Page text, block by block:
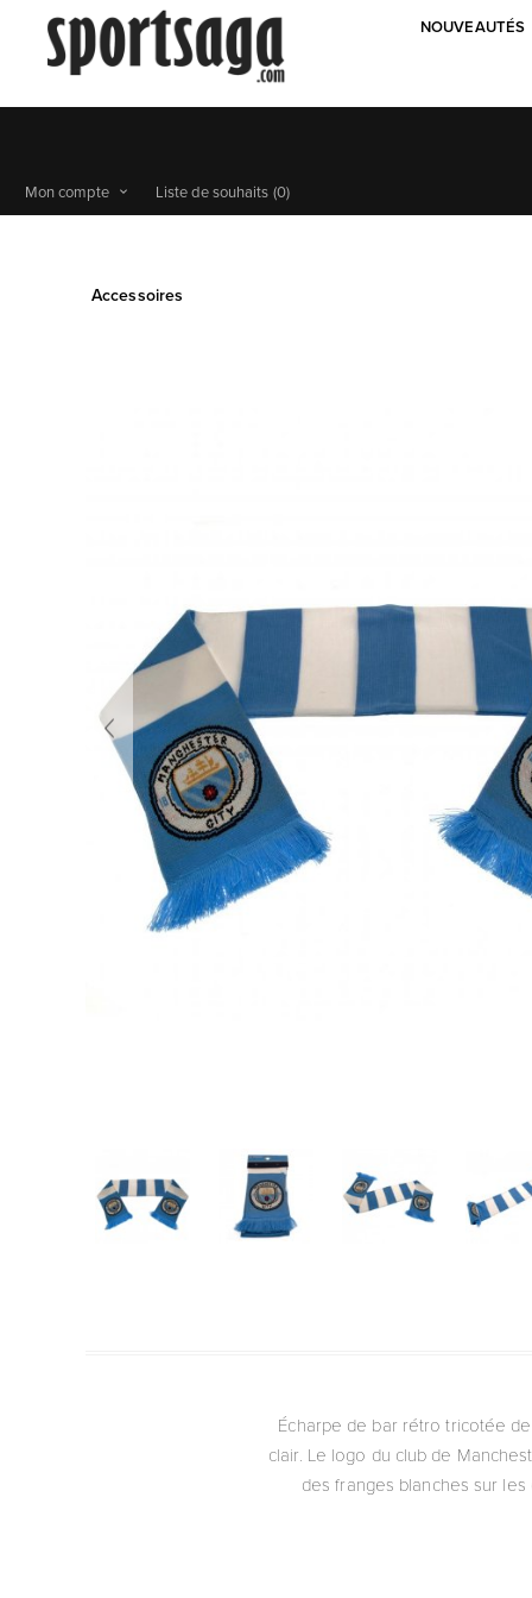
NOUVEAUTÉS
Mon compte Liste de souhaits (0)
Accessoires
Écharpe de bar rétro tricotée
clair. Le logo du club de
des franges blanches sur